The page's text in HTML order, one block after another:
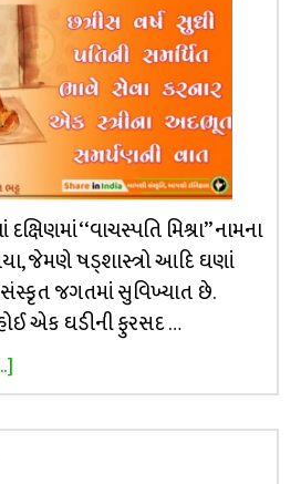
‘‘વાચસ્પતિ મિશ્રા’’ નામના
જેમણે ષડ્‌શાસ્ત્રો આદિ ઘણાં
સંસ્કૃત જગતમાં સુવિખ્યાત છે.
એક ઘડીની ફુરસદ …